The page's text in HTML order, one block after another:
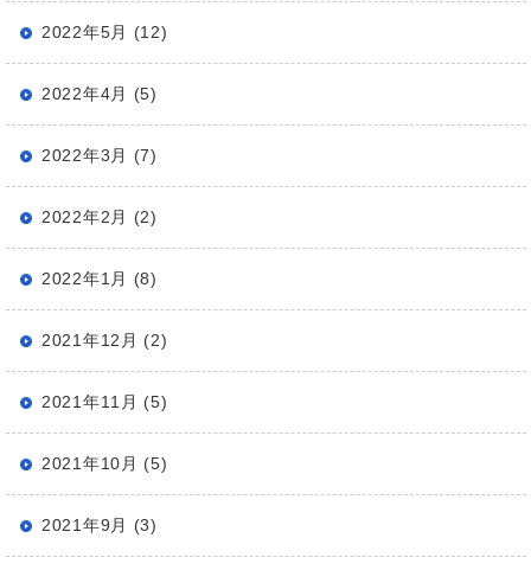
2022年5月 (12)
2022年4月 (5)
2022年3月 (7)
2022年2月 (2)
2022年1月 (8)
2021年12月 (2)
2021年11月 (5)
2021年10月 (5)
2021年9月 (3)